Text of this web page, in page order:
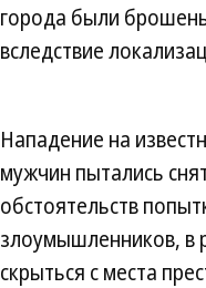
города были
вследствие
Нападение на
мужчин пытались
обстоятельств
злоумышленников, в
скрыться с места